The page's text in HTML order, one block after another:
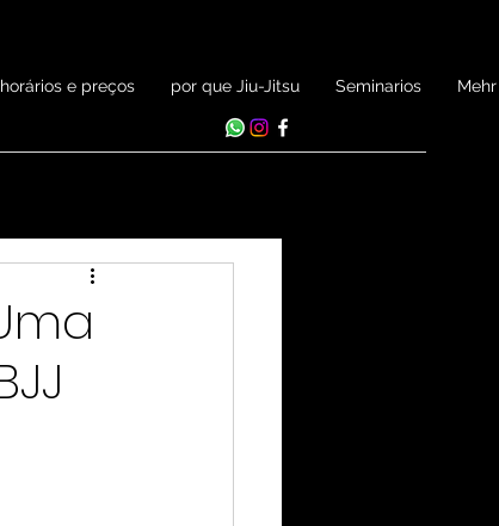
horários e preços por que Jiu-Jitsu Seminarios Mehr